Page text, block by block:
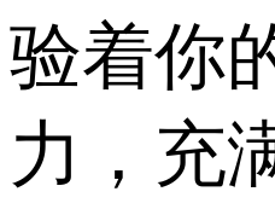
验着你
力，充